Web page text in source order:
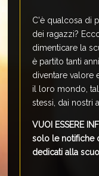
C'è qualcosa di
dei ragazzi?
dimenticare la
è partito tanti
diventare valore
il loro mondo,
stessi, dai nostri
VUOI ESSERE
solo le notifiche
dedicati alla